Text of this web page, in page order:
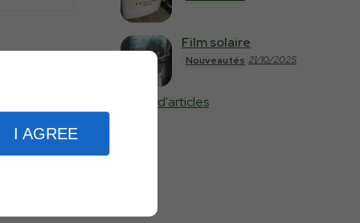
I AGREE
Nouveautés 21/10/2025
Film solaire
Plus d'articles